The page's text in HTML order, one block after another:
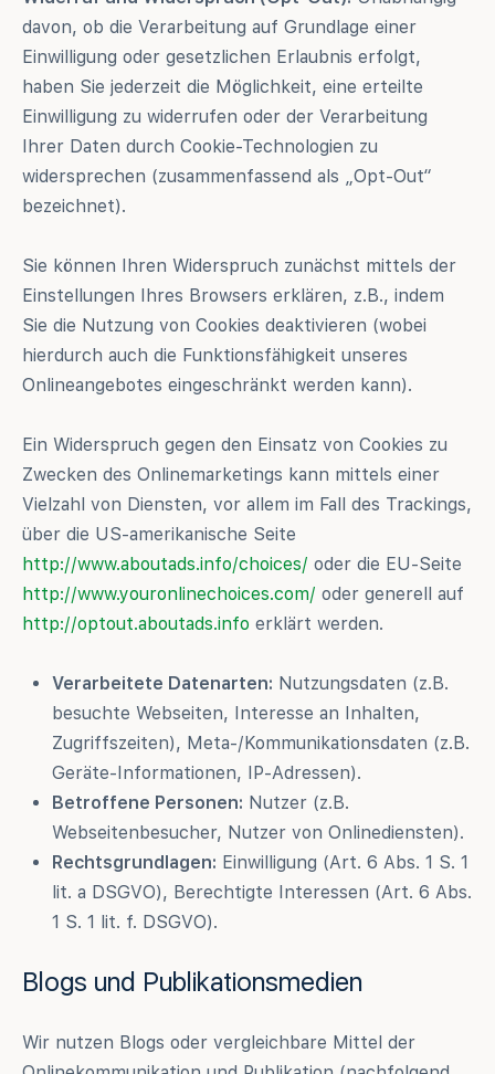
davon, ob die Verarbeitung auf Grundlage einer
Einwilligung oder gesetzlichen Erlaubnis erfolgt,
haben Sie jederzeit die Möglichkeit, eine erteilte
Einwilligung zu widerrufen oder der Verarbeitung
Ihrer Daten durch Cookie-Technologien zu
widersprechen (zusammenfassend als „Opt-Out“
bezeichnet).
Sie können Ihren Widerspruch zunächst mittels der
Einstellungen Ihres Browsers erklären, z.B., indem
Sie die Nutzung von Cookies deaktivieren (wobei
hierdurch auch die Funktionsfähigkeit unseres
Onlineangebotes eingeschränkt werden kann).
Ein Widerspruch gegen den Einsatz von Cookies zu
Zwecken des Onlinemarketings kann mittels einer
Vielzahl von Diensten, vor allem im Fall des Trackings,
über die US-amerikanische Seite
http://www.aboutads.info/choices/ oder die EU-Seite
http://www.youronlinechoices.com/ oder generell auf
http://optout.aboutads.info erklärt werden.
Verarbeitete Datenarten: Nutzungsdaten (z.B.
besuchte Webseiten, Interesse an Inhalten,
Zugriffszeiten), Meta-/Kommunikationsdaten (z.B.
Geräte-Informationen, IP-Adressen).
Betroffene Personen: Nutzer (z.B.
Webseitenbesucher, Nutzer von Onlinediensten).
Rechtsgrundlagen: Einwilligung (Art. 6 Abs. 1 S. 1
lit. a DSGVO), Berechtigte Interessen (Art. 6 Abs.
1 S. 1 lit. f. DSGVO).
Blogs und Publikationsmedien
Wir nutzen Blogs oder vergleichbare Mittel der